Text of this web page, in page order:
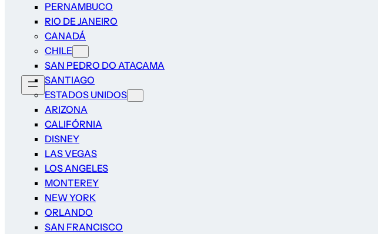
PERNAMBUCO
RIO DE JANEIRO
CANADÁ
CHILE
SAN PEDRO DO ATACAMA
SANTIAGO
ESTADOS UNIDOS
ARIZONA
CALIFÓRNIA
DISNEY
LAS VEGAS
LOS ANGELES
MONTEREY
NEW YORK
ORLANDO
SAN FRANCISCO